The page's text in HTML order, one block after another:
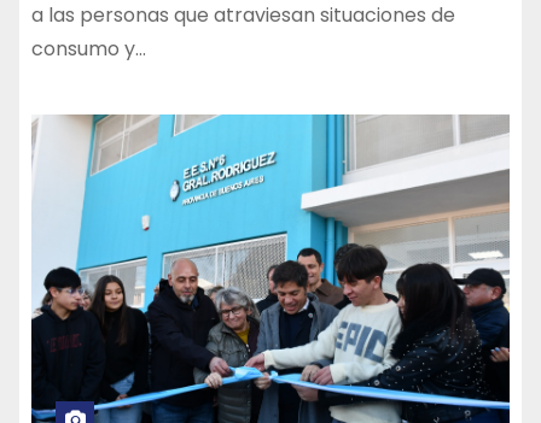
a las personas que atraviesan situaciones de
consumo y…